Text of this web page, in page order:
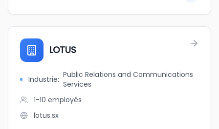
LOTUS
Industrie: Public Relations and Communications
Services
1-10 employés
lotus.sx